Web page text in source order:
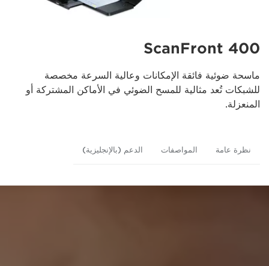
ScanFront 400
ماسحة ضوئية فائقة الإمكانات وعالية السرعة مخصصة
للشبكات تُعد مثالية للمسح الضوئي في الأماكن المشتركة أو
المنعزلة.
نظرة عامة المواصفات الدعم (بالإنجليزية)